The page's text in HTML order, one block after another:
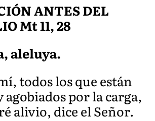
ANTES DEL
Mt 11, 28
aleluya.
todos los que están
agobiados por la carga,
alivio, dice el Señor.